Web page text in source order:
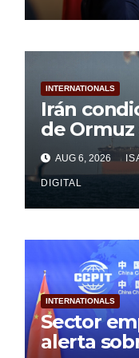
INTERNATIONALS
Irán
de
deAUG 6, 2026
DIGITAL
INTERNATIONALS
Sector
alerta